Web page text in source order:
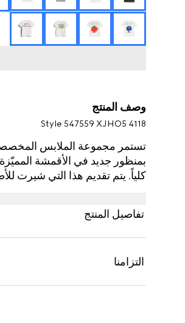
وصف المنتج
Style ‎547559 XJHO5 4118
تستمر مجموعة الملابس
بمنظور جديد في الأقمشة
تفاصيل المنتج
التزامنا